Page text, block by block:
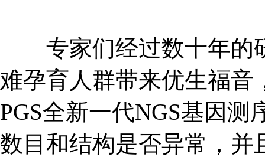
专家们经过数十年的
难孕育人群带来优生福音
PGS全新一代NGS基因
数目和结构是否异常，并